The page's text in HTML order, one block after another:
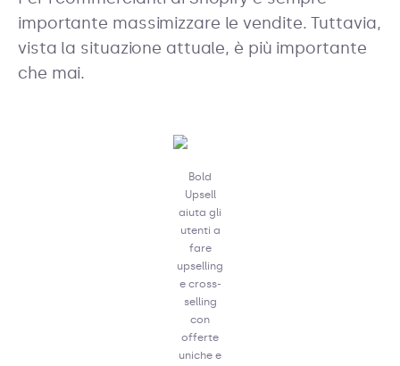
importante massimizzare le vendite. Tuttavia,
vista la situazione attuale, è più importante
che mai.
Bold
Upsell
aiuta gli
utenti a
fare
upselling
e cross-
selling
con
offerte
uniche e